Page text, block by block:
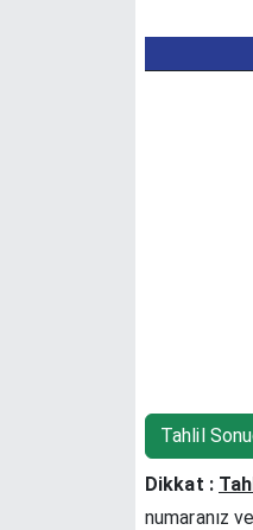
Tahlil
Dikkat :
numaranız